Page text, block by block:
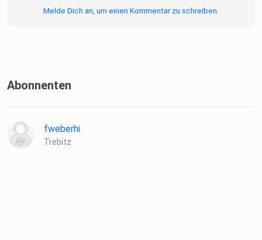
Melde Dich an, um einen Kommentar zu schreiben.
Abonnenten
fweberhi
Trebitz